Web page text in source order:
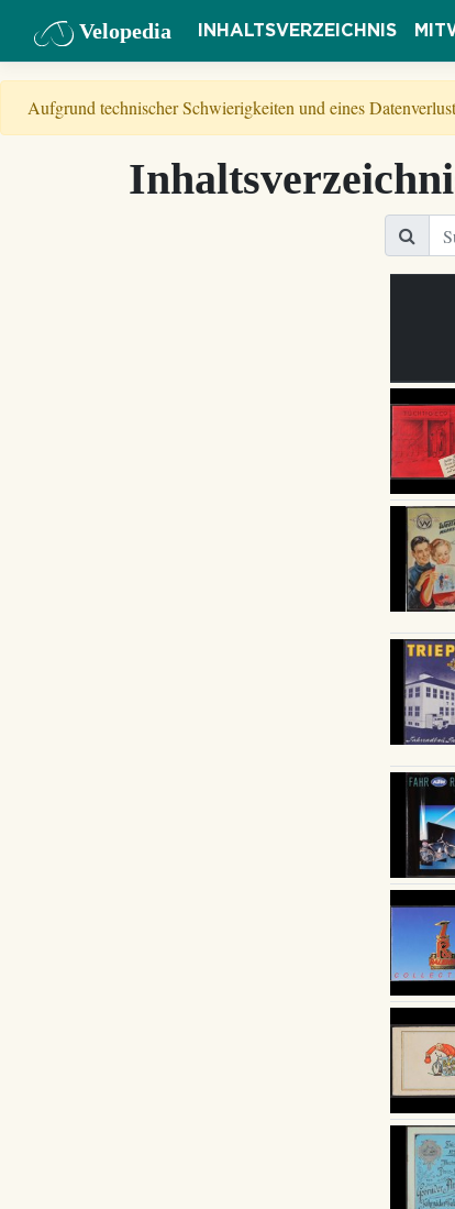
Velopedia INHALTSVERZEICHNIS
Aufgrund technischer Schwierigkeiten und eines